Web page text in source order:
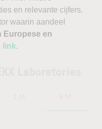
en relevante cijfers.
waarin aandeel
Europese en
link.